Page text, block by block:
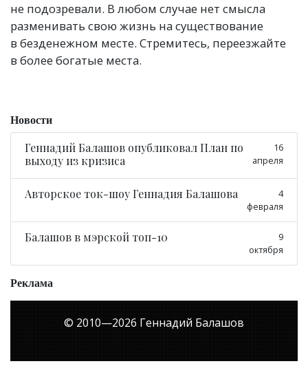
не подозревали. В любом случае нет смысла
разменивать свою жизнь на существование
в безденежном месте. Стремитесь, переезжайте
в более богатые места.
Новости
Геннадий Балашов опубликовал План по
выходу из кризиса
16
апреля
Авторское ток-шоу Геннадия Балашова
4
февраля
Балашов в мэрской топ-10
9
октября
Реклама
© 2010—2026Геннадий Балашов